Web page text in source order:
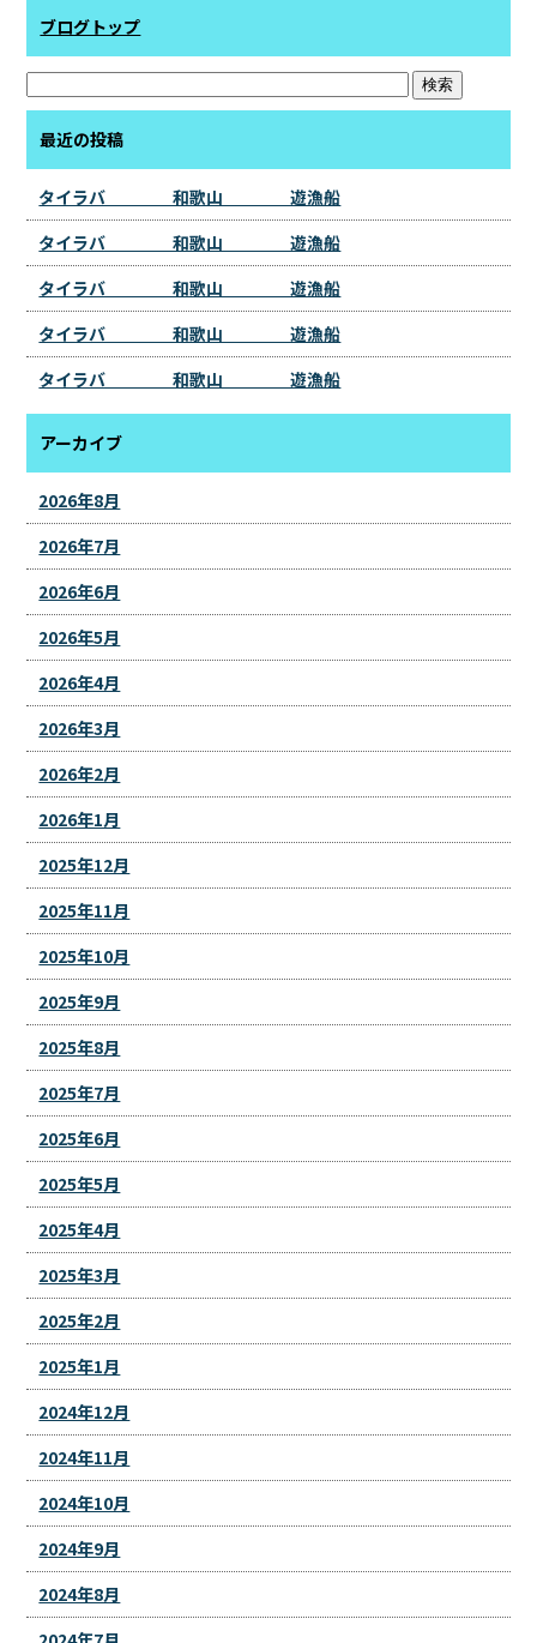
ブログトップ
最近の投稿
タイラバ 和歌山 遊漁船
タイラバ 和歌山 遊漁船
タイラバ 和歌山 遊漁船
タイラバ 和歌山 遊漁船
タイラバ 和歌山 遊漁船
アーカイブ
2026年8月
2026年7月
2026年6月
2026年5月
2026年4月
2026年3月
2026年2月
2026年1月
2025年12月
2025年11月
2025年10月
2025年9月
2025年8月
2025年7月
2025年6月
2025年5月
2025年4月
2025年3月
2025年2月
2025年1月
2024年12月
2024年11月
2024年10月
2024年9月
2024年8月